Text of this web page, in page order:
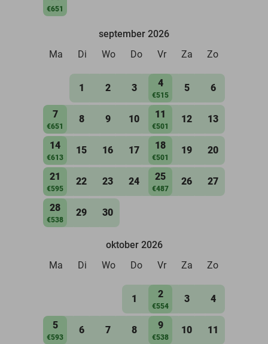
€651
september 2026
Ma
Di Wo Do Vr Za Zo
1 2 3 4
€515
5 6
7
€651
8 9 10 11
€501
12 13
14
€613
15 16 17 18
€501
19 20
21
€595
22 23 24 25
€487
26 27
28
€538
29 30
oktober 2026
Ma
Di Wo Do Vr Za Zo
1 2
€554
3 4
5
€593
6 7 8 9
€538
10 11